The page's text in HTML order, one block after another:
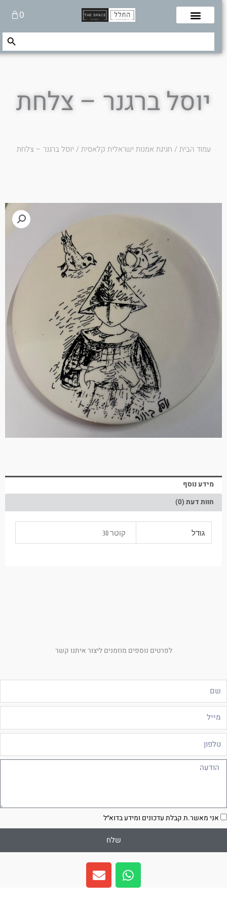
0עגלת
קניות
Search
Search Button
יוסל ברגנר – צלחת
עמוד הבית/חגיגת אמנות ישראלית קלאסית/ יוסל ברגנר – צלחת
מידע נוסף
חוות דעת (0)
גודל קוטר 30
לפרטים נוספים מוזמנים ליצור איתנו קשר
אני מאשר.ת קבלת עדכונים ומידע בדוא״ל
שלח
W
h
a
E
n
v